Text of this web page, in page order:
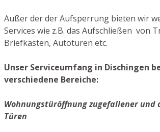
Außer der der Aufsperrung bieten wir
Services wie z.B. das Aufschließen von
Briefkästen, Autotüren etc.
Unser Serviceumfang in Dischingen
verschiedene Bereiche:
Wohnungstüröffnung zugefallener und
Türen